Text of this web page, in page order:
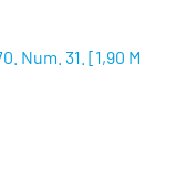
Num. 31. [1,90 M